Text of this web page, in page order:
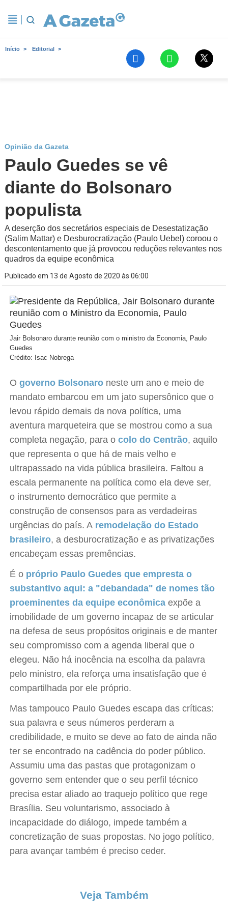
Início Editorial
Opinião da Gazeta
Paulo Guedes se vê
diante do Bolsonaro
populista
A deserção dos secretários especiais de Desestatização
(Salim Mattar) e Desburocratização (Paulo Uebel) coroou o
descontentamento que já provocou reduções relevantes nos
quadros da equipe econômica
Publicado em 13 de Agosto de 2020 às 06:00
Jair Bolsonaro durante reunião com o ministro da Economia, Paulo
Guedes
Crédito: Isac Nobrega
Ogoverno Bolsonaro neste um ano e meio de
mandato embarcou em um jato supersônico que o
levou rápido demais da nova política, uma
aventura marqueteira que se mostrou como a sua
completa negação, para o colo do Centrão, aquilo
que representa o que há de mais velho e
ultrapassado na vida pública brasileira. Faltou a
escala permanente na política como ela deve ser,
o instrumento democrático que permite a
construção de consensos para as verdadeiras
urgências do país. A remodelação do Estado
brasileiro, a desburocratização e as privatizações
encabeçam essas premências.
É o próprio Paulo Guedes que empresta o
substantivo aqui: a "debandada" de nomes tão
proeminentes da equipe econômica expõe a
imobilidade de um governo incapaz de se articular
na defesa de seus propósitos originais e de manter
seu compromisso com a agenda liberal que o
elegeu. Não há inocência na escolha da palavra
pelo ministro, ela reforça uma insatisfação que é
compartilhada por ele próprio.
Mas tampouco Paulo Guedes escapa das críticas:
sua palavra e seus números perderam a
credibilidade, e muito se deve ao fato de ainda não
ter se encontrado na cadência do poder público.
Assumiu uma das pastas que protagonizam o
governo sem entender que o seu perfil técnico
precisa estar aliado ao traquejo político que rege
Brasília. Seu voluntarismo, associado à
incapacidade do diálogo, impede também a
concretização de suas propostas. No jogo político,
para avançar também é preciso ceder.
Veja Também